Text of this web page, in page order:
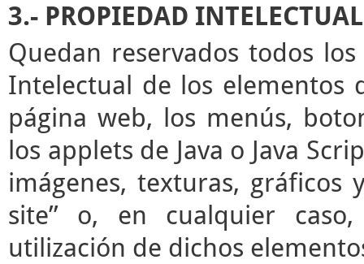
3.- PROPIEDAD
Quedan reservados todos
Intelectual de los elementos
página web, los menús,
los applets de Java o Java
imágenes, texturas,
site” o, en cualquier
utilización de dichos